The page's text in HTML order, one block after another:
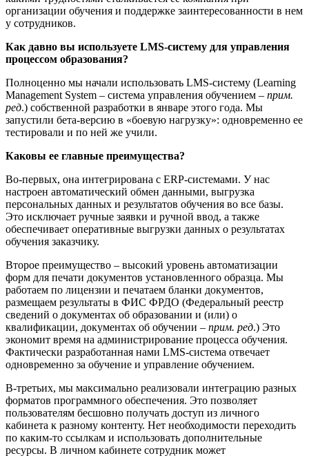
организации обучения и поддержке заинтересованности в нем
у сотрудников.
Как давно вы используете LMS-систему для управления
процессом образования?
Полноценно мы начали использовать LMS-систему (Learning
Management System – система управления обучением – прим.
ред.) собственной разработки в январе этого года. Мы
запустили бета-версию в «боевую нагрузку»: одновременно ее
тестировали и по ней же учили.
Каковы ее главные преимущества?
Во-первых, она интегрирована с ERP-системами. У нас
настроен автоматический обмен данными, выгрузка
персональных данных и результатов обучения во все базы.
Это исключает ручные заявки и ручной ввод, а также
обеспечивает оперативные выгрузки данных о результатах
обучения заказчику.
Второе преимущество – высокий уровень автоматизации
форм для печати документов установленного образца. Мы
работаем по лицензии и печатаем бланки документов,
размещаем результаты в ФИС ФРДО (Федеральный реестр
сведений о документах об образовании и (или) о
квалификации, документах об обучении – прим. ред.) Это
экономит время на администрирование процесса обучения.
Фактически разработанная нами LMS-система отвечает
одновременно за обучение и управление обучением.
В-третьих, мы максимально реализовали интеграцию разных
форматов программного обеспечения. Это позволяет
пользователям бесшовно получать доступ из личного
кабинета к разному контенту. Нет необходимости переходить
по каким-то ссылкам и использовать дополнительные
ресурсы. В личном кабинете сотрудник может